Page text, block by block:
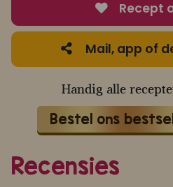
Recept
Mail, app of
Handig alle
Bestel ons
Recensies